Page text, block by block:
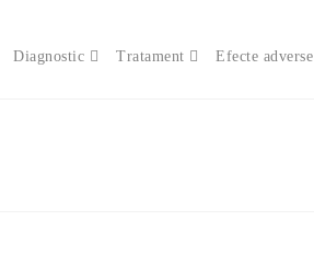
Diagnostic Tratament Efecte adverse